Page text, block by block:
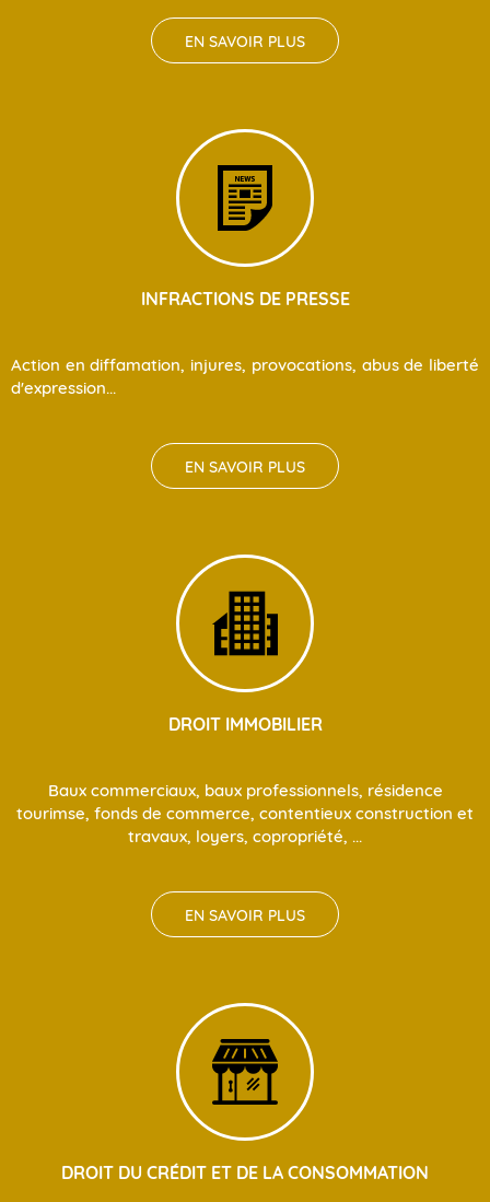
EN SAVOIR PLUS
INFRACTIONS DE PRESSE
Action en diffamation, injures, provocations, abus de liberté
d'expression...
EN SAVOIR PLUS
DROIT IMMOBILIER
Baux commerciaux, baux professionnels, résidence
tourimse, fonds de commerce, contentieux construction et
travaux, loyers, copropriété, ...
EN SAVOIR PLUS
DROIT DU CRÉDIT ET DE LA CONSOMMATION